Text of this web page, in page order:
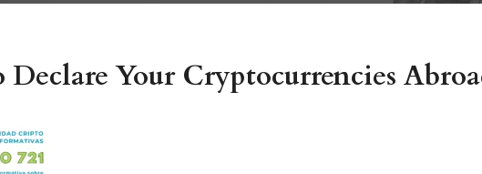
Declare Your Cryptocurrencies